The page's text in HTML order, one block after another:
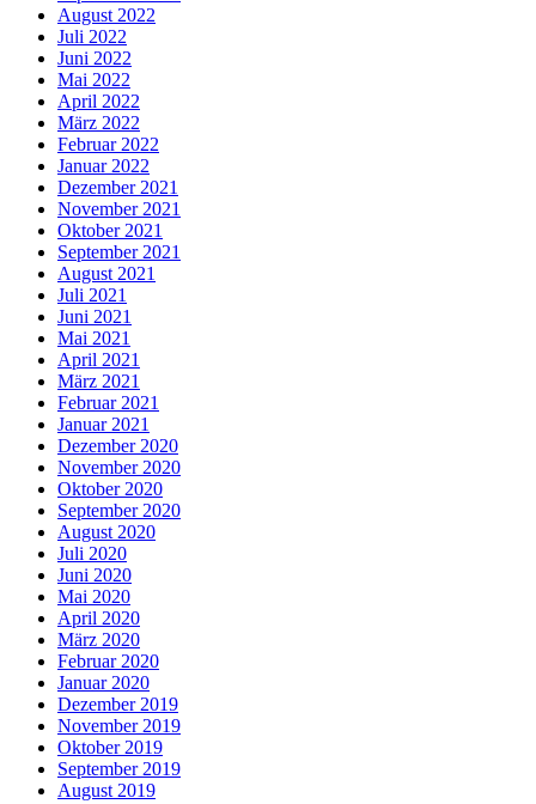
August 2022
Juli 2022
Juni 2022
Mai 2022
April 2022
März 2022
Februar 2022
Januar 2022
Dezember 2021
November 2021
Oktober 2021
September 2021
August 2021
Juli 2021
Juni 2021
Mai 2021
April 2021
März 2021
Februar 2021
Januar 2021
Dezember 2020
November 2020
Oktober 2020
September 2020
August 2020
Juli 2020
Juni 2020
Mai 2020
April 2020
März 2020
Februar 2020
Januar 2020
Dezember 2019
November 2019
Oktober 2019
September 2019
August 2019